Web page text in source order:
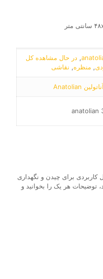
, در حال مشاهده کل
, منظره, نقاشی
آناتولین Anatolian
anatolian
کاربردی برای چیدن و نگهداری
توضیحات هر یک را بخوانید و